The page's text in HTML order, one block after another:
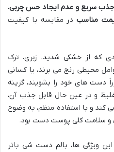
جذب سریع و عدم ایجاد حس چربی،
مناسبدر مقایسه با کیفیت
که از خشکی شدید، زبری، ترک
محیطی رنج می برند، یا کسانی
دست های خود را بشویند، گزینه
و در عین حال قابل جذب آن،
کند و با استفاده منظم، به وضوح
و سلامت کلی پوست دست بود.
ویژگی ها، بالم دست شی باتر